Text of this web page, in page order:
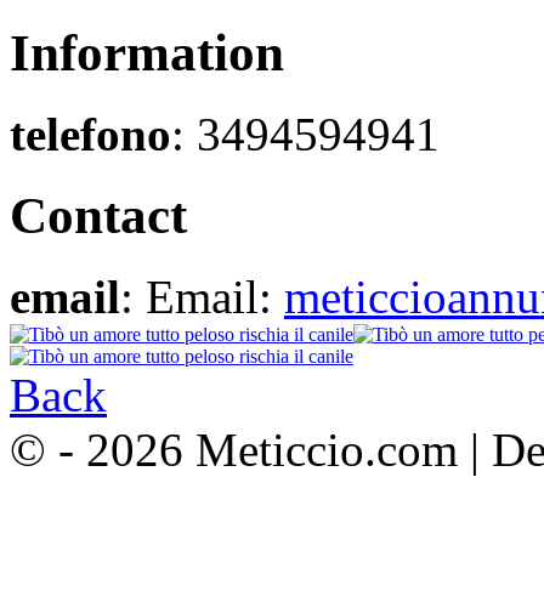
Information
telefono: 3494594941
Contact
email: Email:
Back
© - 2026 Meticcio.com |